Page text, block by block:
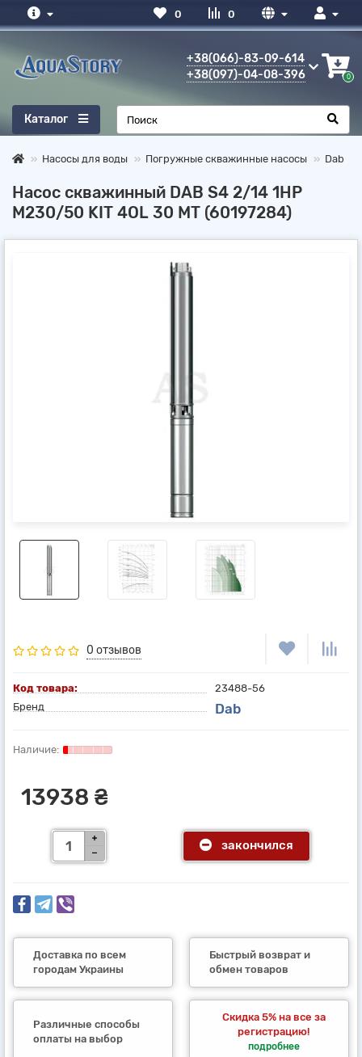
0
0
+38(066)-83-09-614
+38(097)-04-08-396
0
Каталог
Насосы для воды Погружные скважинные насосы Dab
Насос скважинный DAB S4 2/14 1HP
M230/50 KIT 4OL 30 MT (60197284)
0 отзывов
Код товара:
23488-56
Бренд
Dab
13938 ₴
закончился
Доставка по всем
городам Украины
Быстрый возврат и
обмен товаров
Различные способы
оплаты на выбор
Скидка 5% на все за
регистрацию!
подробнее